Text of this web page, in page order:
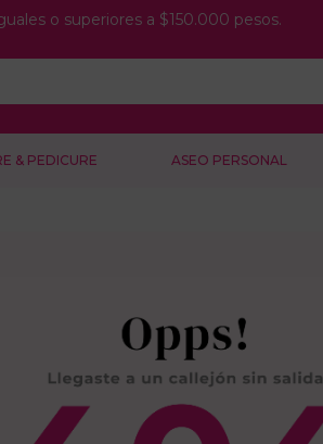
o superiores a $150.000 pesos.
& PEDICURE ASEO PERSONAL